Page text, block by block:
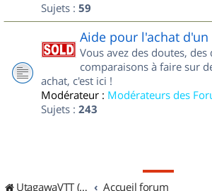
Sujets : 59
Aide pour l'achat d'un
Vous avez des doutes, des
comparaisons à faire sur
achat, c'est ici !
Modérateur : Modérateurs des
Sujets : 243
UtagawaVTT (Randos VTT et VTTAE avec traces GPS) Accueil forum